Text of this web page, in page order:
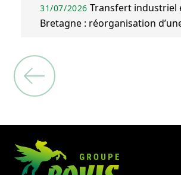
31/07/2026 Transfert industriel
Bretagne : réorganisation